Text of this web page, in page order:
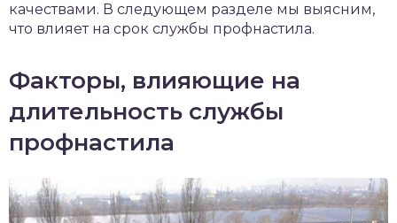
качествами. В следующем разделе мы выясним,
что влияет на срок службы профнастила.
Факторы, влияющие на
длительность службы
профнастила